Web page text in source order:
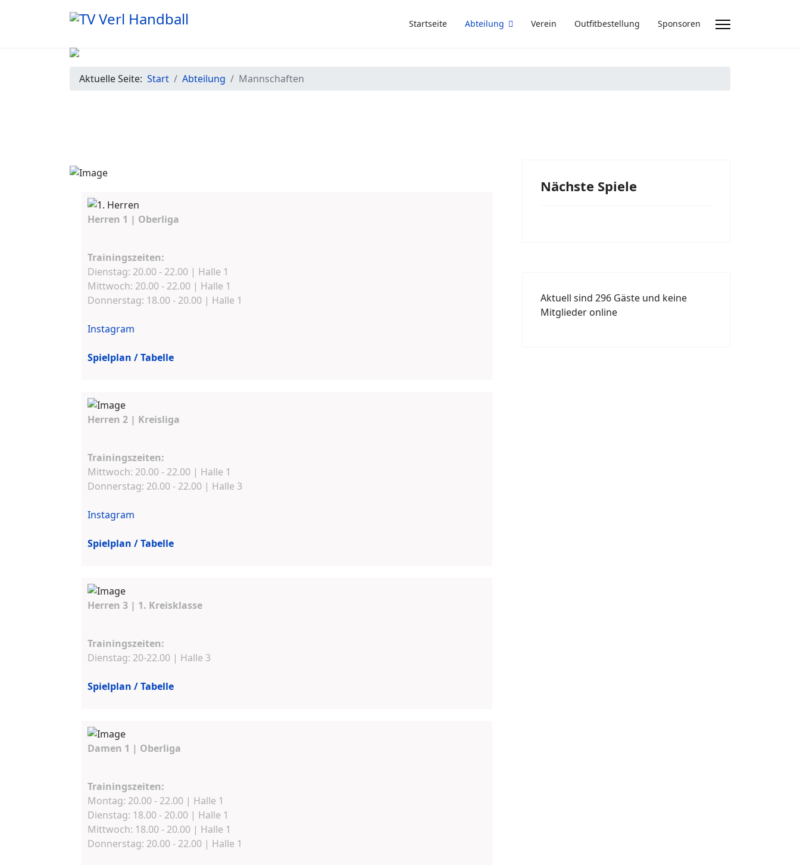
Startseite Abteilung Verein Outfitbestellung Sponsoren
Aktuelle Seite: Start Abteilung Mannschaften
Herren 1 | Oberliga
Trainingszeiten:
Dienstag: 20.00 - 22.00 | Halle 1
Mittwoch: 20.00 - 22.00 | Halle 1
Donnerstag: 18.00 - 20.00 | Halle 1
Instagram
Spielplan / Tabelle
Herren 2 | Kreisliga
Trainingszeiten:
Mittwoch: 20.00 - 22.00 | Halle 1
Donnerstag: 20.00 - 22.00 | Halle 3
Instagram
Spielplan / Tabelle
Herren 3 | 1. Kreisklasse
Trainingszeiten:
Dienstag: 20-22.00 | Halle 3
Spielplan / Tabelle
Damen 1 | Oberliga
Trainingszeiten:
Montag: 20.00 - 22.00 | Halle 1
Dienstag: 18.00 - 20.00 | Halle 1
Mittwoch: 18.00 - 20.00 | Halle 1
Donnerstag: 20.00 - 22.00 | Halle 1
Nächste Spiele
Aktuell sind 296 Gäste und keine
Mitglieder online